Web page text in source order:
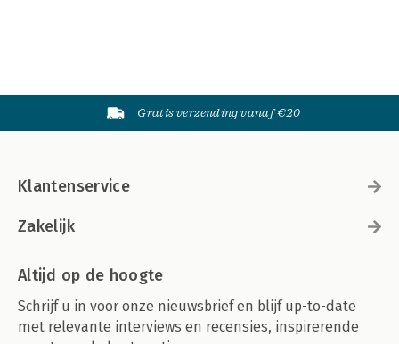
Gratis verzending vanaf €20
Klantenservice
Zakelijk
Altijd op de hoogte
Schrijf u in voor onze nieuwsbrief en blijf up-to-date
met relevante interviews en recensies, inspirerende